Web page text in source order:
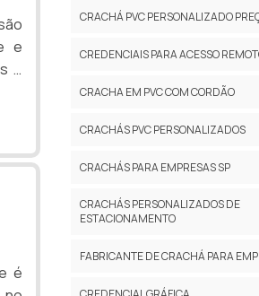
e
e
é
CRACHÁ PVC PERSONALIZADO
CREDENCIAIS PARA ACESSO
CRACHA EM PVC COM CORDÃO
CRACHÁS PVC PERSONALIZADOS
CRACHÁS PARA EMPRESAS SP
CRACHÁS PERSONALIZADOS DE
ESTACIONAMENTO
FABRICANTE DE CRACHÁ PARA